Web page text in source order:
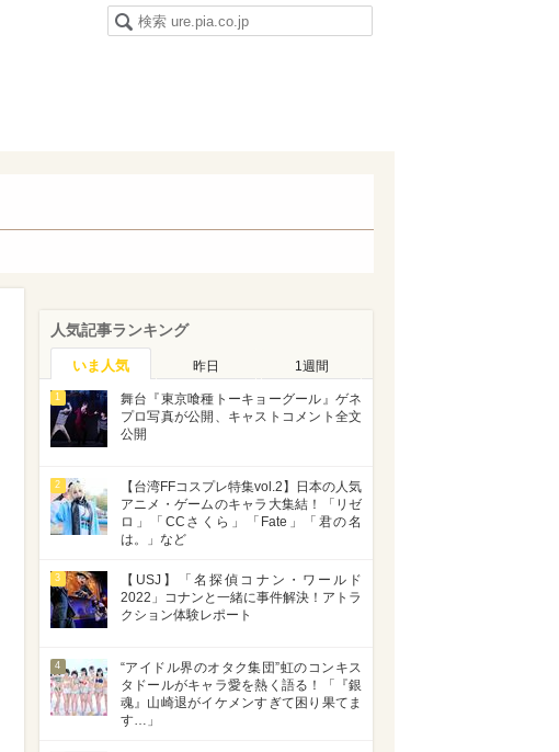
人気記事ランキング
いま人気 昨日 1週間
1
舞台『東京喰種トーキョーグール』ゲネ
プロ写真が公開、キャストコメント全文
公開
2
【台湾FFコスプレ特集vol.2】日本の人気
アニメ・ゲームのキャラ大集結！「リゼ
ロ」「CCさくら」「Fate」「君の名
は。」など
3
【USJ】「名探偵コナン・ワールド
2022」コナンと一緒に事件解決！アトラ
クション体験レポート
4
“アイドル界のオタク集団”虹のコンキス
タドールがキャラ愛を熱く語る！「『銀
魂』山崎退がイケメンすぎて困り果てま
す…」